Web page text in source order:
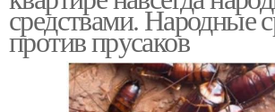
средствами. Народные
против прусаков